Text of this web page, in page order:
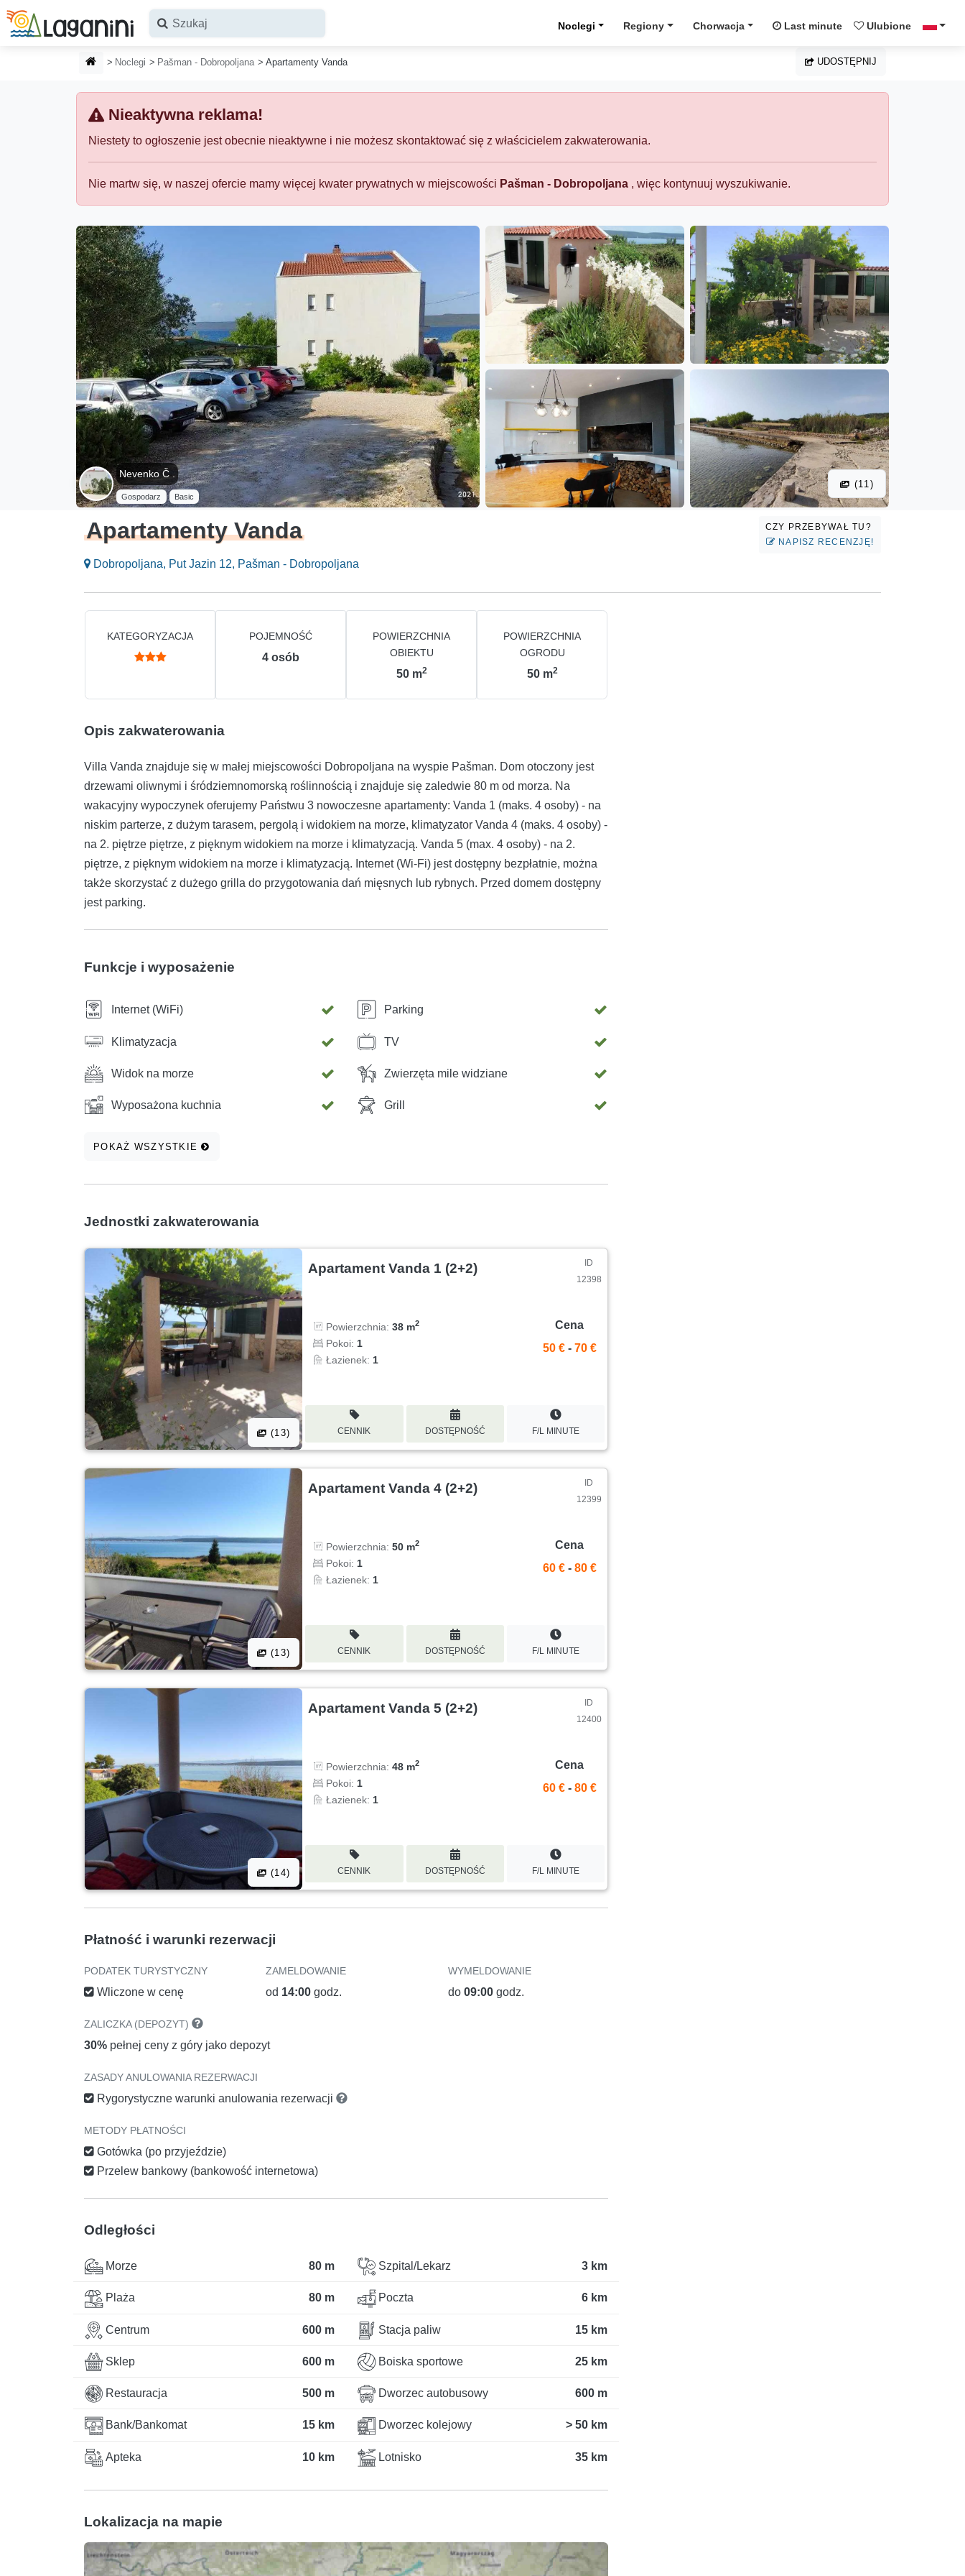
Przejdź do głównej treści
Noclegi Regiony Chorwacja Last minute Ulubione
STRONA GŁÓWNA
Noclegi Pašman - Dobropoljana Apartamenty Vanda UDOSTĘPNIJ
Nieaktywna reklama!
Niestety to ogłoszenie jest obecnie nieaktywne i nie możesz skontaktować się z właścicielem zakwaterowania.
Nie martw się, w naszej ofercie mamy więcej kwater prywatnych w miejscowości Pašman - Dobropoljana , więc kontynuuj wyszukiwanie.
Nevenko Č .
Gospodarz Basic
(11)
Apartamenty Vanda
Dobropoljana, Put Jazin 12, Pašman - Dobropoljana
CZY PRZEBYWAŁ TU?
NAPISZ RECENZJĘ!
KATEGORYZACJA POJEMNOŚĆ
4 osób
POWIERZCHNIA
OBIEKTU
50 m2
POWIERZCHNIA
OGRODU
50 m2
Opis zakwaterowania
Villa Vanda znajduje się w małej miejscowości Dobropoljana na wyspie Pašman. Dom otoczony jest
drzewami oliwnymi i śródziemnomorską roślinnością i znajduje się zaledwie 80 m od morza. Na
wakacyjny wypoczynek oferujemy Państwu 3 nowoczesne apartamenty: Vanda 1 (maks. 4 osoby) - na
niskim parterze, z dużym tarasem, pergolą i widokiem na morze, klimatyzator Vanda 4 (maks. 4 osoby) -
na 2. piętrze piętrze, z pięknym widokiem na morze i klimatyzacją. Vanda 5 (max. 4 osoby) - na 2.
piętrze, z pięknym widokiem na morze i klimatyzacją. Internet (Wi-Fi) jest dostępny bezpłatnie, można
także skorzystać z dużego grilla do przygotowania dań mięsnych lub rybnych. Przed domem dostępny
jest parking.
Funkcje i wyposażenie
Internet (WiFi) Parking
Klimatyzacja TV
Widok na morze Zwierzęta mile widziane
Wyposażona kuchnia Grill
POKAŻ WSZYSTKIE
Jednostki zakwaterowania
(13)
Apartament Vanda 1 (2+2)
ID
12398
Powierzchnia:38 m2
Pokoi: 1
Łazienek: 1
Cena
50 € - 70 €
CENNIK DOSTĘPNOŚĆ F/L MINUTE
(13)
Apartament Vanda 4 (2+2)
ID
12399
Powierzchnia:50 m2
Pokoi: 1
Łazienek: 1
Cena
60 € - 80 €
CENNIK DOSTĘPNOŚĆ F/L MINUTE
(14)
Apartament Vanda 5 (2+2)
ID
12400
Powierzchnia:48 m2
Pokoi: 1
Łazienek: 1
Cena
60 € - 80 €
CENNIK DOSTĘPNOŚĆ F/L MINUTE
Płatność i warunki rezerwacji
PODATEK TURYSTYCZNY
Wliczone w cenę
ZAMELDOWANIE
od 14:00 godz.
WYMELDOWANIE
do 09:00godz.
ZALICZKA (DEPOZYT)
30% pełnej ceny z góry jako depozyt
ZASADY ANULOWANIA REZERWACJI
Rygorystyczne warunki anulowania rezerwacji
METODY PŁATNOŚCI
Gotówka (po przyjeździe)
Przelew bankowy (bankowość internetowa)
Odległości
Morze 80 m
Plaża 80 m
Centrum 600 m
Sklep 600 m
Restauracja 500 m
Bank/Bankomat 15 km
Apteka 10 km
Szpital/Lekarz 3 km
Poczta 6 km
Stacja paliw 15 km
Boiska sportowe 25 km
Dworzec autobusowy 600 m
Dworzec kolejowy > 50 km
Lotnisko 35 km
Lokalizacja na mapie